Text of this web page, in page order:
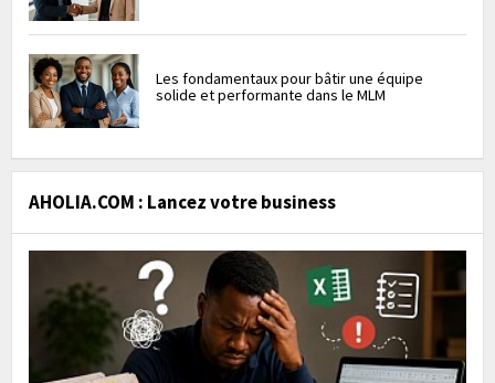
Les fondamentaux pour bâtir une équipe
solide et performante dans le MLM
AHOLIA.COM : Lancez votre business